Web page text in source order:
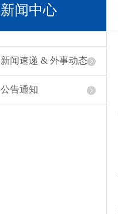
新闻中心
新闻速递 & 外事动态
公告通知